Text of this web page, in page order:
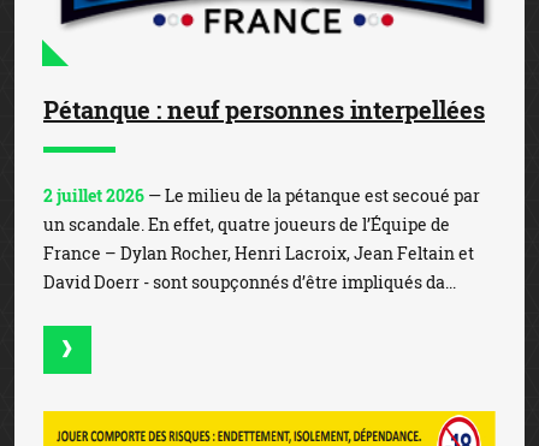
Pétanque : neuf personnes interpellées
2 juillet 2026 — Le milieu de la pétanque est secoué par
un scandale. En effet, quatre joueurs de l’Équipe de
France – Dylan Rocher, Henri Lacroix, Jean Feltain et
David Doerr - sont soupçonnés d’être impliqués da...